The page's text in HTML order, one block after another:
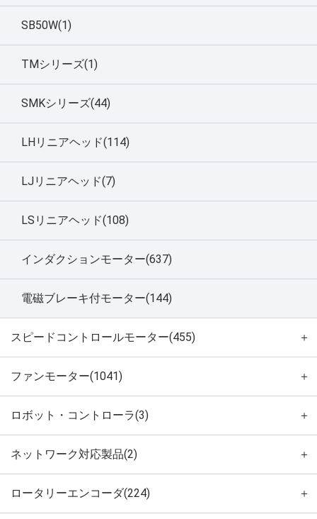
SB50W(1)
TMシリーズ(1)
SMKシリーズ(44)
LHリニアヘッド(114)
LJリニアヘッド(7)
LSリニアヘッド(108)
インダクションモーター(637)
電磁ブレーキ付モーター(144)
スピードコントロールモーター(455) ＋
ファンモーター(1041) ＋
ロボット・コントローラ(3) ＋
ネットワーク対応製品(2) ＋
ロータリーエンコーダ(224) ＋